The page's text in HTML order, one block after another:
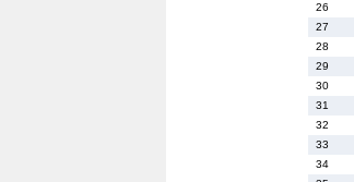
26
27
28
29
30
31
32
33
34